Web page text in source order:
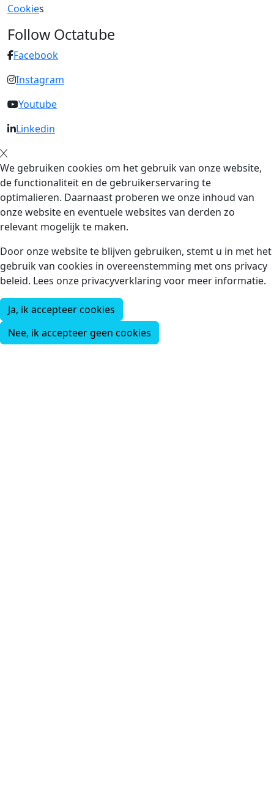
Cookies
Follow Octatube
Facebook
Instagram
Youtube
Linkedin
We gebruiken cookies om het gebruik van onze website,
de functionaliteit en de gebruikerservaring te
optimalieren. Daarnaast proberen we onze inhoud van
onze website en eventuele websites van derden zo
relevant mogelijk te maken.
Door onze website te blijven gebruiken, stemt u in met het
gebruik van cookies in overeenstemming met ons privacy
beleid. Lees onze privacyverklaring voor meer informatie.
Ja, ik accepteer cookies
Nee, ik accepteer geen cookies